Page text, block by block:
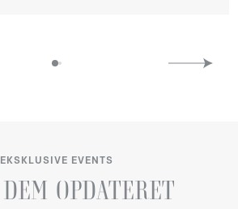
EKSKLUSIVE EVENTS
DEM OPDATERET